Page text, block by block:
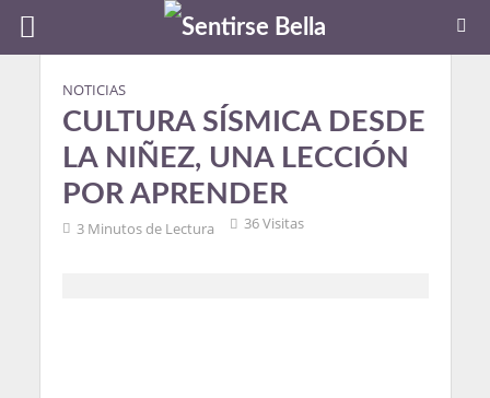
NOTICIAS
CULTURA SÍSMICA DESDE
LA NIÑEZ, UNA LECCIÓN
POR APRENDER
3 Minutos de Lectura 36 Visitas